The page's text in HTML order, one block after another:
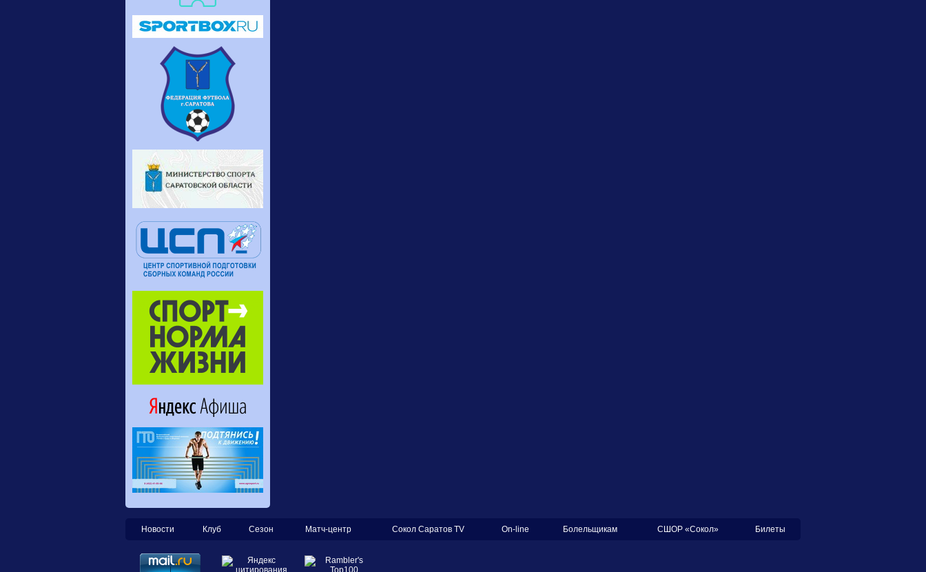
Новости Клуб Сезон Матч-центр Сокол Саратов TV On-line Болельщикам СШОР «Сокол» Билеты